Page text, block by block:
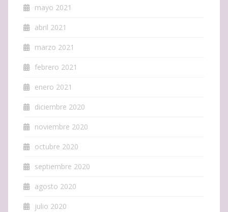
mayo 2021
abril 2021
marzo 2021
febrero 2021
enero 2021
diciembre 2020
noviembre 2020
octubre 2020
septiembre 2020
agosto 2020
julio 2020